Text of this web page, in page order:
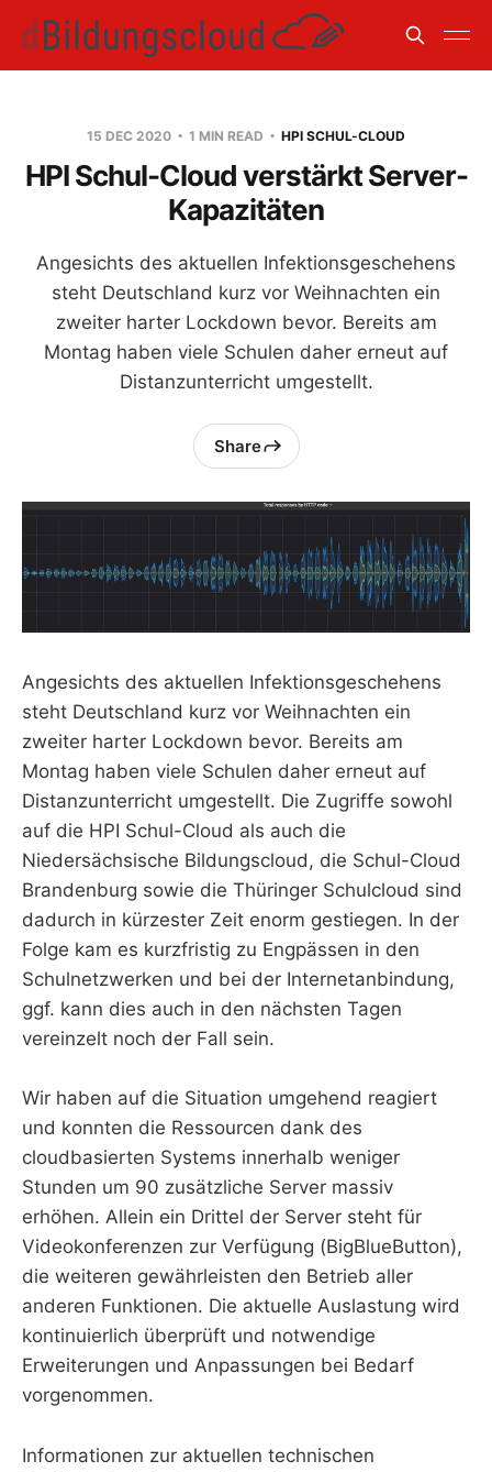
15 DEC 2020 1 MIN READ HPI SCHUL-CLOUD
HPI Schul-Cloud verstärkt Server-
Kapazitäten
Angesichts des aktuellen Infektionsgeschehens
steht Deutschland kurz vor Weihnachten ein
zweiter harter Lockdown bevor. Bereits am
Montag haben viele Schulen daher erneut auf
Distanzunterricht umgestellt.
Share
Angesichts des aktuellen Infektionsgeschehens
steht Deutschland kurz vor Weihnachten ein
zweiter harter Lockdown bevor. Bereits am
Montag haben viele Schulen daher erneut auf
Distanzunterricht umgestellt. Die Zugriffe sowohl
auf die HPI Schul-Cloud als auch die
Niedersächsische Bildungscloud, die Schul-Cloud
Brandenburg sowie die Thüringer Schulcloud sind
dadurch in kürzester Zeit enorm gestiegen. In der
Folge kam es kurzfristig zu Engpässen in den
Schulnetzwerken und bei der Internetanbindung,
ggf. kann dies auch in den nächsten Tagen
vereinzelt noch der Fall sein.
Wir haben auf die Situation umgehend reagiert
und konnten die Ressourcen dank des
cloudbasierten Systems innerhalb weniger
Stunden um 90 zusätzliche Server massiv
erhöhen. Allein ein Drittel der Server steht für
Videokonferenzen zur Verfügung (BigBlueButton),
die weiteren gewährleisten den Betrieb aller
anderen Funktionen. Die aktuelle Auslastung wird
kontinuierlich überprüft und notwendige
Erweiterungen und Anpassungen bei Bedarf
vorgenommen.
Informationen zur aktuellen technischen